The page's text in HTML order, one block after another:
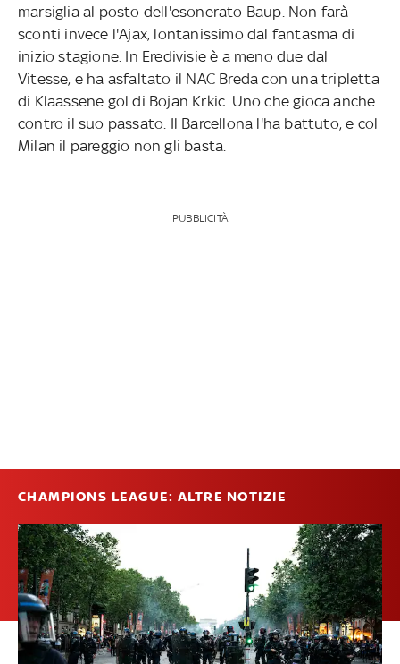
marsiglia al posto dell'esonerato Baup. Non farà
sconti invece l'Ajax, lontanissimo dal fantasma di
inizio stagione. In Eredivisie è a meno due dal
Vitesse, e ha asfaltato il NAC Breda con una tripletta
di Klaassene gol di Bojan Krkic. Uno che gioca anche
contro il suo passato. Il Barcellona l'ha battuto, e col
Milan il pareggio non gli basta.
PUBBLICITÀ
CHAMPIONS LEAGUE: ALTRE NOTIZIE